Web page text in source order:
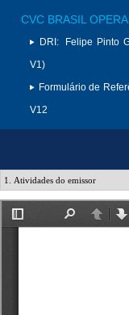
CVC BRASIL
DRI:
Felipe Pinto
V1)
Formulário de
V12